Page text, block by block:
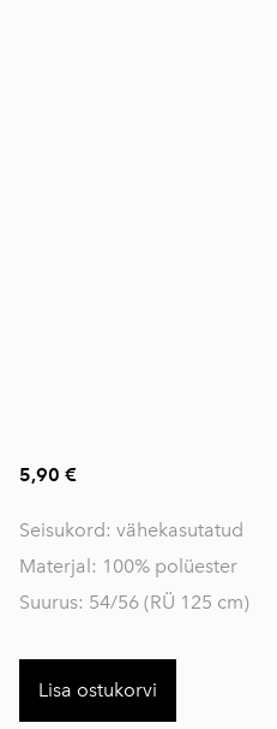
5,90 €
Seisukord: vähekasutatud
Materjal: 100% polüester
Suurus: 54/56 (RÜ 125 cm)
Lisa ostukorvi